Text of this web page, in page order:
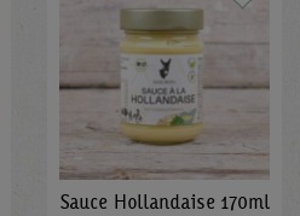
Sauce Hollandaise 170ml